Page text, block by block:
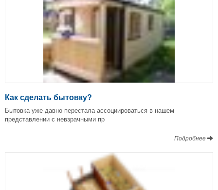
Как сделать бытовку?
Бытовка уже давно перестала ассоциироваться в нашем
представлении с невзрачными пр
Подробнее